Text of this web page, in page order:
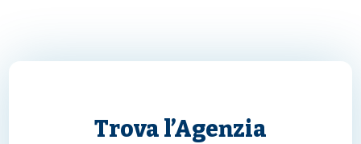
Trova l’Agenzia